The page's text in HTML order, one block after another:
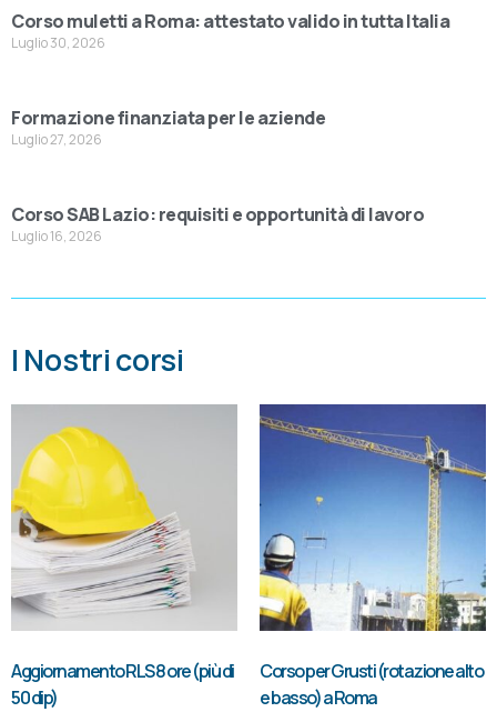
Corso muletti a Roma: attestato valido in tutta Italia
Luglio 30, 2026
Formazione finanziata per le aziende
Luglio 27, 2026
Corso SAB Lazio: requisiti e opportunità di lavoro
Luglio 16, 2026
I Nostri corsi
Aggiornamento RLS 8 ore (più di
50 dip)
Corso per Grusti (rotazione alto
e basso) a Roma